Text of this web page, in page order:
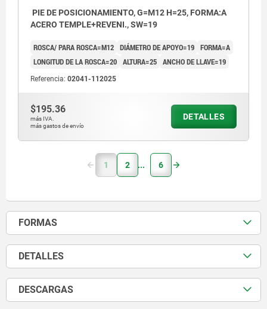
PIE DE POSICIONAMIENTO, G=M12 H=25, FORMA:A
ACERO TEMPLE+REVENI., SW=19
ROSCA/ PARA ROSCA=M12 DIÁMETRO DE APOYO=19 FORMA=A
LONGITUD DE LA ROSCA=20 ALTURA=25 ANCHO DE LLAVE=19
Referencia: 02041-112025
$195.36
más IVA.
más gastos de envío
DETALLES
1 2 6
FORMAS
DETALLES
DESCARGAS